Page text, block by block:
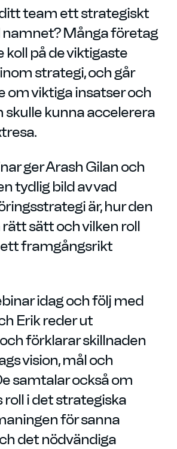
team ett strategiskt
Många företag
koll på de viktigaste
strategi, och går
om viktiga insatser och
skulle kunna accelerera
ger Arash Gilan och
tydlig bild av vad
är, hur den
sätt och vilken roll
ett framgångsrikt
idag och följ med
Erik reder ut
förklarar skillnaden
vision, mål och
samtalar också om
i det strategiska
för sanna
det nödvändiga